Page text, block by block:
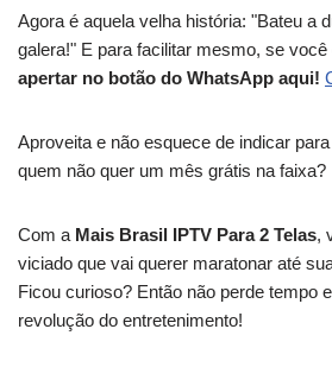
Agora é aquela velha história: "Bateu a
galera!" E para facilitar mesmo, se
apertar no botão do WhatsApp aqui!
Aproveita e não esquece de indicar
quem não quer um mês grátis na faixa?
Com a Mais Brasil IPTV Para 2 Telas,
viciado que vai querer maratonar até
Ficou curioso? Então não perde tempo
revolução do entretenimento!